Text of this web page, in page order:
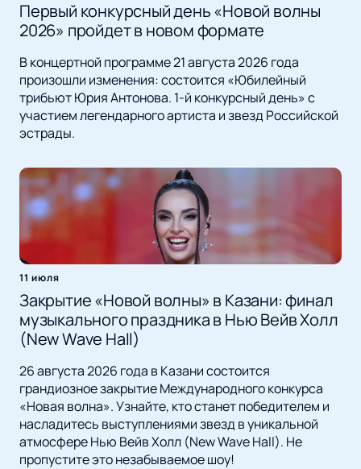
Первый конкурсный день «Новой волны
2026» пройдет в новом формате
В концертной программе 21 августа 2026 года
произошли изменения: состоится «Юбилейный
трибьют Юрия Антонова. 1-й конкурсный день» с
участием легендарного артиста и звезд Российской
эстрады.
11 июля
Закрытие «Новой волны» в Казани: финал
музыкального праздника в Нью Вейв Холл
(New Wave Hall)
26 августа 2026 года в Казани состоится
грандиозное закрытие Международного конкурса
«Новая волна». Узнайте, кто станет победителем и
насладитесь выступлениями звезд в уникальной
атмосфере Нью Вейв Холл (New Wave Hall). Не
пропустите это незабываемое шоу!